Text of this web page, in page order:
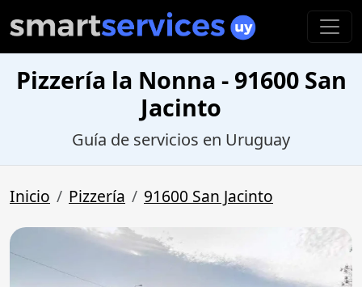
Pizzería la Nonna - 91600 San
Jacinto
Guía de servicios en Uruguay
Inicio Pizzería 91600 San Jacinto